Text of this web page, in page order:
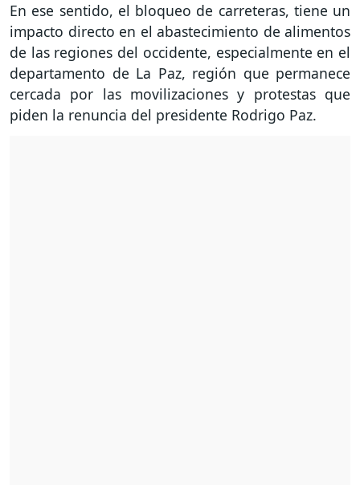
En ese sentido, el bloqueo de carreteras, tiene un
impacto directo en el abastecimiento de alimentos
de las regiones del occidente, especialmente en el
departamento de La Paz, región que permanece
cercada por las movilizaciones y protestas que
piden la renuncia del presidente Rodrigo Paz.